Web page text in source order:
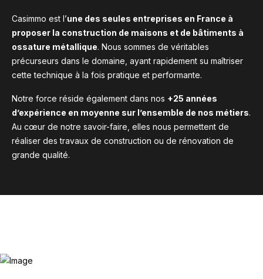
Casimmo est l’une des seules entreprises en France à
proposer la construction de maisons et de bâtiments à
ossature métallique. Nous sommes de véritables
précurseurs dans le domaine, ayant rapidement su maîtriser
cette technique à la fois pratique et performante.
Notre force réside également dans nos +25 années
d’expérience en moyenne sur l’ensemble de nos métiers.
Au cœur de notre savoir-faire, elles nous permettent de
réaliser des travaux de construction ou de rénovation de
grande qualité.